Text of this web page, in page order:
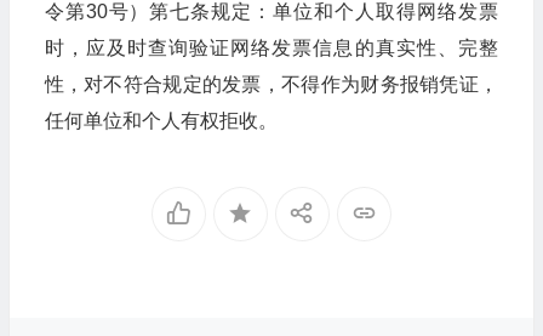
令第30号）第七条规定：单位和个人取得网络发票
时，应及时查询验证网络发票信息的真实性、完整
性，对不符合规定的发票，不得作为财务报销凭证，
任何单位和个人有权拒收。